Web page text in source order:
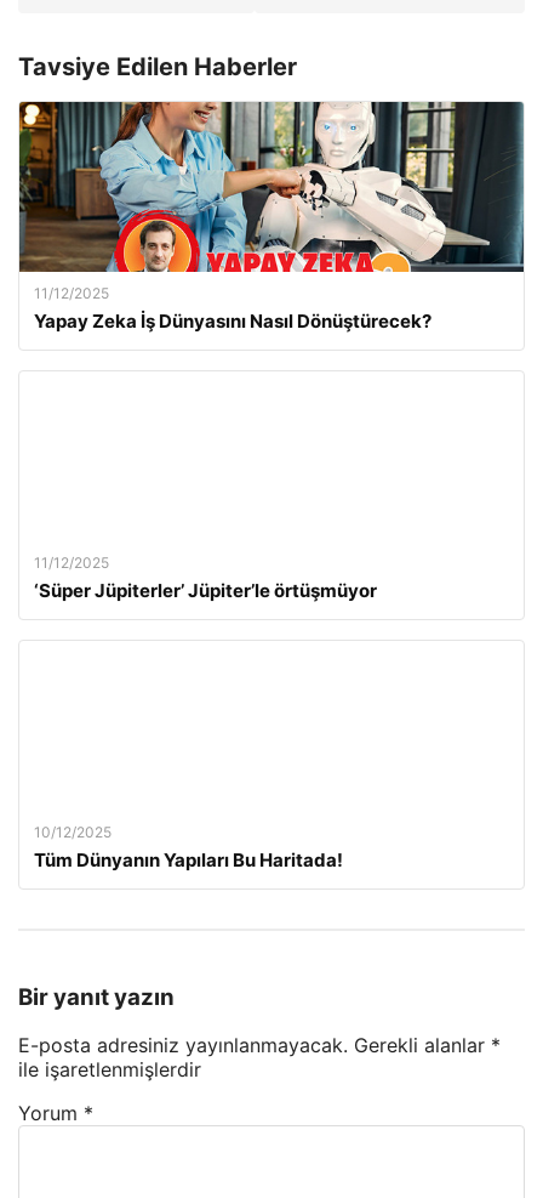
Tavsiye Edilen Haberler
11/12/2025
Yapay Zeka İş Dünyasını Nasıl Dönüştürecek?
11/12/2025
‘Süper Jüpiterler’ Jüpiter’le örtüşmüyor
10/12/2025
Tüm Dünyanın Yapıları Bu Haritada!
Bir yanıt yazın
E-posta adresiniz yayınlanmayacak. Gerekli alanlar *
ile işaretlenmişlerdir
Yorum *